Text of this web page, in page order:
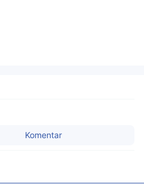
Komentar